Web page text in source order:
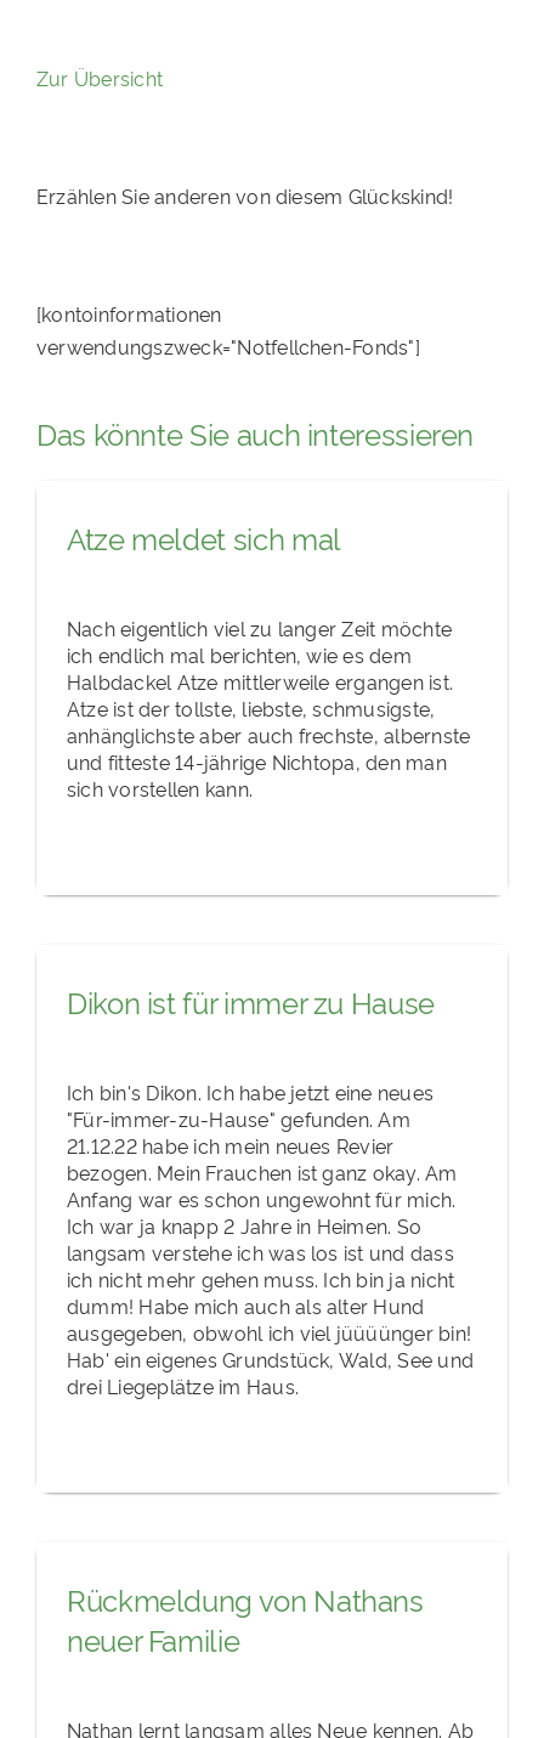
Zur Übersicht
Erzählen Sie anderen von diesem Glückskind!
[kontoinformationen
verwendungszweck="Notfellchen-Fonds"]
Das könnte Sie auch interessieren
Atze meldet sich mal
Nach eigentlich viel zu langer Zeit möchte
ich endlich mal berichten, wie es dem
Halbdackel Atze mittlerweile ergangen ist.
Atze ist der tollste, liebste, schmusigste,
anhänglichste aber auch frechste, albernste
und fitteste 14-jährige Nichtopa, den man
sich vorstellen kann.
Dikon ist für immer zu Hause
Ich bin's Dikon. Ich habe jetzt eine neues
"Für-immer-zu-Hause" gefunden. Am
21.12.22 habe ich mein neues Revier
bezogen. Mein Frauchen ist ganz okay. Am
Anfang war es schon ungewohnt für mich.
Ich war ja knapp 2 Jahre in Heimen. So
langsam verstehe ich was los ist und dass
ich nicht mehr gehen muss. Ich bin ja nicht
dumm! Habe mich auch als alter Hund
ausgegeben, obwohl ich viel jüüüünger bin!
Hab' ein eigenes Grundstück, Wald, See und
drei Liegeplätze im Haus.
Rückmeldung von Nathans
neuer Familie
Nathan lernt langsam alles Neue kennen. Ab